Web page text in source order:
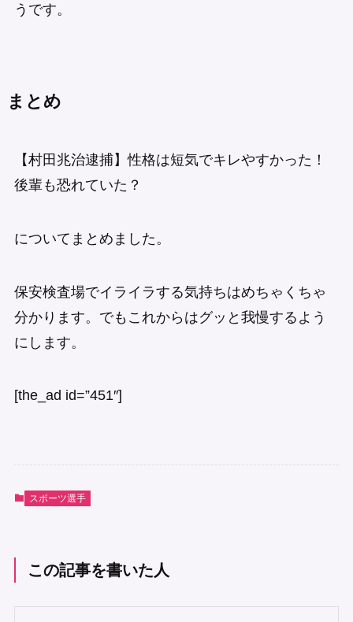
うです。
まとめ
【村田兆治逮捕】性格は短気でキレやすかった！
後輩も恐れていた？
についてまとめました。
保安検査場でイライラする気持ちはめちゃくちゃ
分かります。でもこれからはグッと我慢するよう
にします。
[the_ad id=”451″]
スポーツ選手
この記事を書いた人